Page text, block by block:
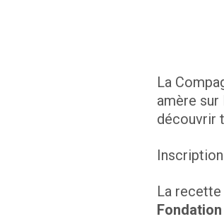
La
amère sur
découvrir
La